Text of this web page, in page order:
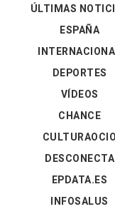
ÚLTIMAS
ESPAÑA
DEPORTES
VÍDEOS
CHANCE
CULTURAOCIO
DESCONECTA
EPDATA.ES
INFOSALUS